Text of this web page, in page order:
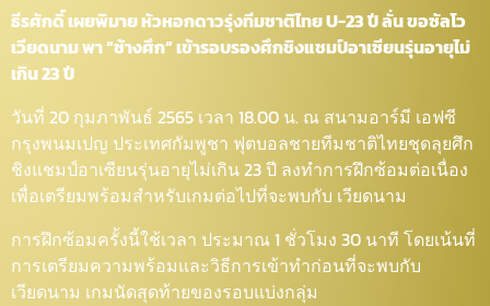
ธีรศักดิ์ เผยพิมาย หัวหอกดาวรุ่งทีมชาติไทย U-23 ปี ลั่น ขอซัลโว
เวียดนาม พา “ช้างศึก” เข้ารอบรองศึกชิงแชมป์อาเซียนรุ่นอายุไม่
เกิน 23 ปี
วันที่ 20 กุมภาพันธ์ 2565 เวลา 18.00 น. ณ สนามอาร์มี เอฟซี
กรุงพนมเปญ ประเทศกัมพูชา ฟุตบอลชายทีมชาติไทยชุดลุยศึก
ชิงแชมป์อาเซียนรุ่นอายุไม่เกิน 23 ปี ลงทำการฝึกซ้อมต่อเนื่อง
เพื่อเตรียมพร้อมสำหรับเกมต่อไปที่จะพบกับ เวียดนาม
การฝึกซ้อมครั้งนี้ใช้เวลา ประมาณ 1 ชั่วโมง 30 นาที โดยเน้นที่
การเตรียมความพร้อมและวิธีการเข้าทำก่อนที่จะพบกับ
เวียดนาม เกมนัดสุดท้ายของรอบแบ่งกลุ่ม